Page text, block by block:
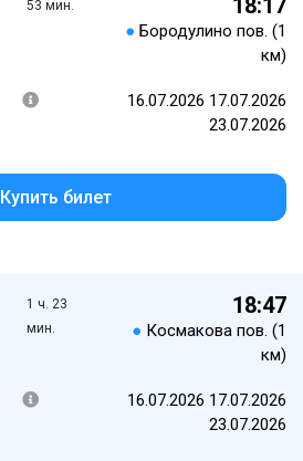
53 мин. 18:17
● Бородулино пов. (1
км)
16.07.2026 17.07.2026
23.07.2026
Купить билет
1 ч. 23
мин.
18:47
● Космакова пов. (1
км)
16.07.2026 17.07.2026
23.07.2026